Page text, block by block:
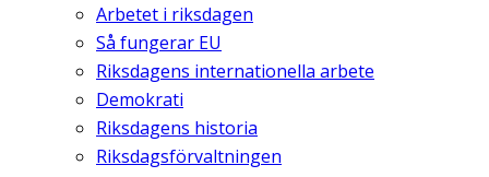
Arbetet i riksdagen
Så fungerar EU
Riksdagens internationella arbete
Demokrati
Riksdagens historia
Riksdagsförvaltningen